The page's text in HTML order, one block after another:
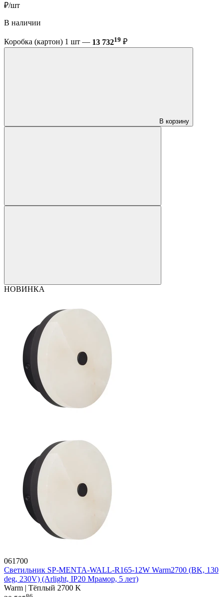
₽/шт
В наличии
Коробка (картон) 1 шт — 13 73219 ₽
В корзину
НОВИНКА
061700
Светильник SP-MENTA-WALL-R165-12W Warm2700 (BK, 130
deg, 230V) (Arlight, IP20 Мрамор, 5 лет)
Warm | Тёплый 2700 K